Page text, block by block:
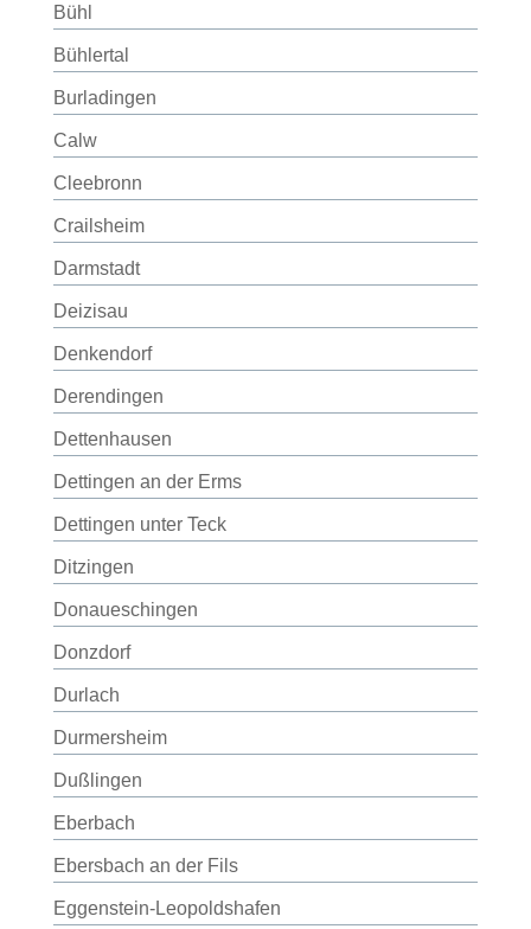
Bühl
Bühlertal
Burladingen
Calw
Cleebronn
Crailsheim
Darmstadt
Deizisau
Denkendorf
Derendingen
Dettenhausen
Dettingen an der Erms
Dettingen unter Teck
Ditzingen
Donaueschingen
Donzdorf
Durlach
Durmersheim
Dußlingen
Eberbach
Ebersbach an der Fils
Eggenstein-Leopoldshafen